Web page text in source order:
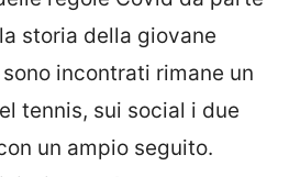
storia della giovane
incontrati rimane un
tennis, sui social i due
un ampio seguito.